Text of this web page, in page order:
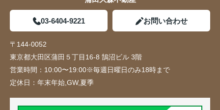
03-6404-9221 お問い合わせ
〒144-0052
東京都大田区蒲田５丁目16-8 鵠沼ビル 3階
営業時間： 10:00〜19:00※毎週日曜日のみ18時まで
定休日： 年末年始,GW,夏季